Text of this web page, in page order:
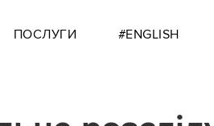
ПОСЛУГИ #ENGLISH